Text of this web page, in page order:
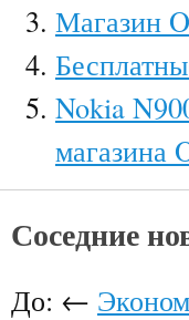
Магазин
Nokia
магазина
Соседние
До: ←